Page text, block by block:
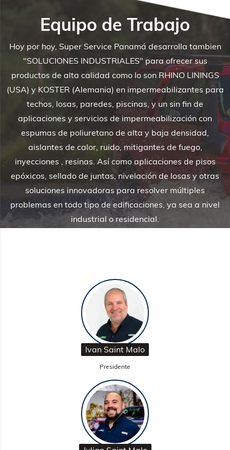
Equipo de Trabajo
Hoy por hoy, Super Service Panamá desarrolla tambien
"SOLUCIONES INDUSTRIALES" para ofrecer sus
productos de alta calidad como lo son RHINO LININGS
(USA) y KOSTER (Alemania) en impermeabilizantes para
techos, losas, paredes, piscinas, y un sin fin de
aplicaciones y servicios de impermeabilización con
espumas de poliuretano de alta y baja densidad,
aislantes de calor, ruido, mitigantes de fuego,
inyecciones , resinas. Así como aplicaciones de pisos
epóxicos, sellado de juntas, nivelación de losas y otras
soluciones innovadoras para resolver múltiples
problemas en todo tipo de edificaciones, ya sea a nivel
industrial o residencial.
Ivan Saint Malo
Presidente